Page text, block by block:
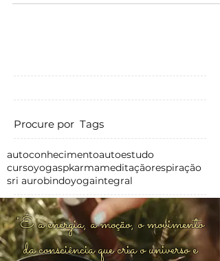
Procure por Tags
autoconhecimentoautoestudo
cursoyogaspkarmameditaçãorespiração
sri aurobindoyogaintegral
"É a energia, a moção, o movimento
da consciência que cria o universo e